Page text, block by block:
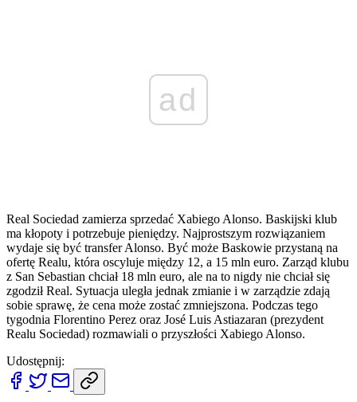
ad
Real Sociedad zamierza sprzedać Xabiego Alonso. Baskijski klub
ma kłopoty i potrzebuje pieniędzy. Najprostszym rozwiązaniem
wydaje się być transfer Alonso. Być może Baskowie przystaną na
ofertę Realu, która oscyluje między 12, a 15 mln euro. Zarząd klubu
z San Sebastian chciał 18 mln euro, ale na to nigdy nie chciał się
zgodził Real. Sytuacja uległa jednak zmianie i w zarządzie zdają
sobie sprawę, że cena może zostać zmniejszona. Podczas tego
tygodnia Florentino Perez oraz José Luis Astiazaran (prezydent
Realu Sociedad) rozmawiali o przyszłości Xabiego Alonso.
Udostępnij: